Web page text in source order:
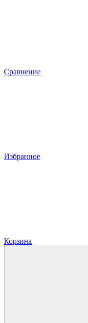
Сравнение
Избранное
Корзина